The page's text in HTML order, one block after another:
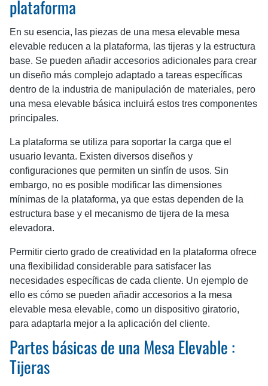
plataforma
En su esencia, las piezas de una mesa elevable mesa
elevable reducen a la plataforma, las tijeras y la estructura
base. Se pueden añadir accesorios adicionales para crear
un diseño más complejo adaptado a tareas específicas
dentro de la industria de manipulación de materiales, pero
una mesa elevable básica incluirá estos tres componentes
principales.
La plataforma se utiliza para soportar la carga que el
usuario levanta. Existen diversos diseños y
configuraciones que permiten un sinfín de usos. Sin
embargo, no es posible modificar las dimensiones
mínimas de la plataforma, ya que estas dependen de la
estructura base y el mecanismo de tijera de la mesa
elevadora.
Permitir cierto grado de creatividad en la plataforma ofrece
una flexibilidad considerable para satisfacer las
necesidades específicas de cada cliente. Un ejemplo de
ello es cómo se pueden añadir accesorios a la mesa
elevable mesa elevable, como un dispositivo giratorio,
para adaptarla mejor a la aplicación del cliente.
Partes básicas de una Mesa Elevable :
Tijeras